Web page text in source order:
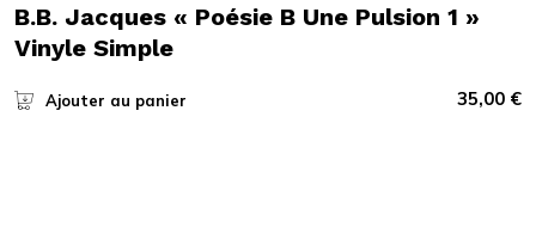
B.B. Jacques « Poésie B Une Pulsion 1 »
Vinyle Simple
Ajouter au panier 35,00 €